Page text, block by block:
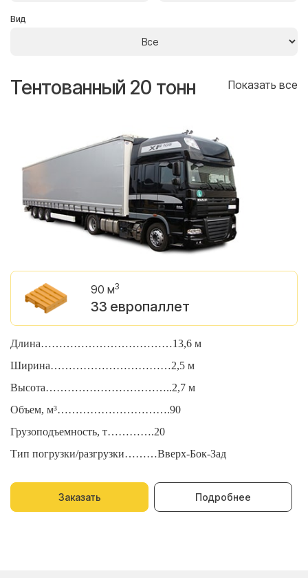
Вид
Тентованный 20 тонн Показать все
90 м3
33 европаллет
Длина………………………………13,6 м
Ширина……………………………2,5 м
Высота……………………………..2,7 м
Объем, м³………………………….90
Грузоподъемность, т………….20
Тип погрузки/разгрузки………Вверх-Бок-Зад
Заказать Подробнее